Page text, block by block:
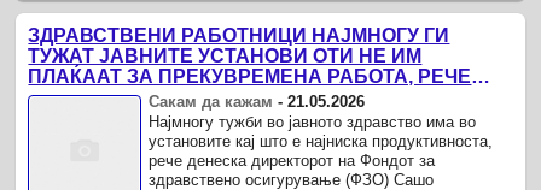
ЗДРАВСТВЕНИ РАБОТНИЦИ НАЈМНОГУ ГИ
ТУЖАТ ЈАВНИТЕ УСТАНОВИ ОТИ НЕ ИМ
ПЛАЌААТ ЗА ПРЕКУВРЕМЕНА РАБОТА, РЕЧЕ
КЛЕКОВСКИ Сакам да кажам -21.05.2026
Најмногу тужби во јавното здравство има во
установите кај што е најниска продуктивноста,
рече денеска директорот на Фондот за
здравствено осигурување (ФЗО) Сашо